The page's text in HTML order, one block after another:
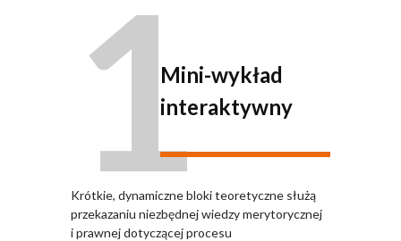
1Mini-wykład
interaktywny
Krótkie, dynamiczne bloki teoretyczne służą
przekazaniu niezbędnej wiedzy merytorycznej
i prawnej dotyczącej procesu